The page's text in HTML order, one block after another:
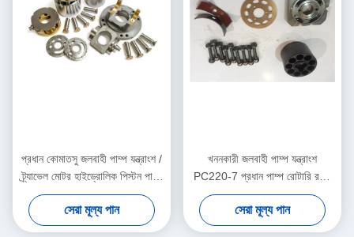
প্রধান কোমাতসু জলবাহী পাম্প যন্ত্রাংশ /
ট্র্যাভেল মোটর হাইড্রোলিক পিস্টন পাম্প
যন্ত্রাংশ
সেরা মূল্য পান
খননকারী জলবাহী পাম্প যন্ত্রাংশ
PC220-7 প্রধান পাম্প রোটারি রটার
গ্রুপ সমর্থন
সেরা মূল্য পান